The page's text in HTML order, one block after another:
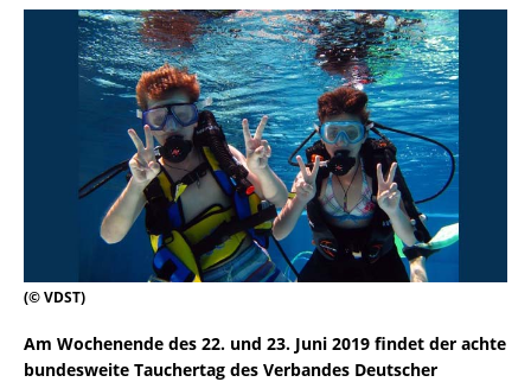
(© VDST)
Am Wochenende des 22. und 23. Juni 2019 findet der achte
bundesweite Tauchertag des Verbandes Deutscher